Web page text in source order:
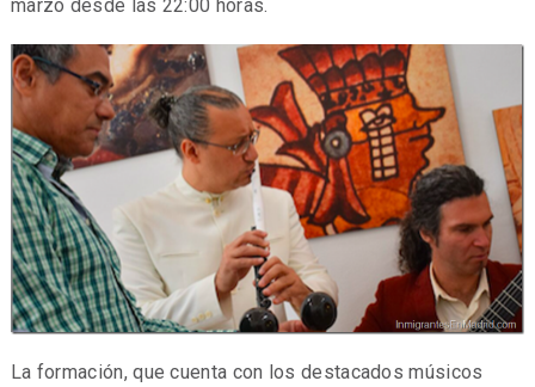
marzo desde las 22:00 horas.
La formación, que cuenta con los destacados músicos